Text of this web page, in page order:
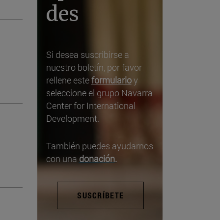
des
Si desea suscribirse a
nuestro boletín, por favor
rellene esteformularioy
seleccione el grupo Navarra
Center for International
Development.
También puedes ayudarnos
con una donación.
SUSCRÍBETE